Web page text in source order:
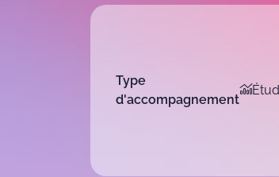
Type
d'accompagnement